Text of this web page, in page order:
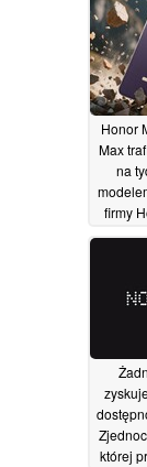
Honor
Max
na
firmy
której